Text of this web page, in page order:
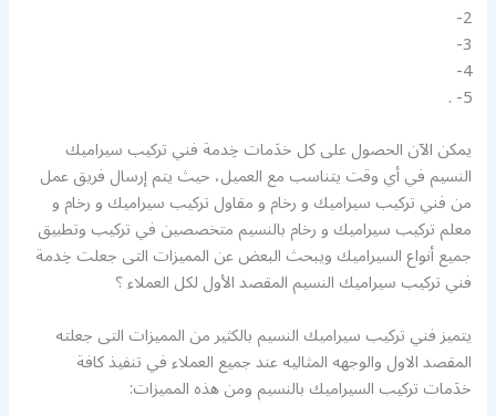
2-
3-
4-
5- .
يمكن الآن الحصول على كل خدَمات خِدمة فني تركيب سيراميك
النسيم في أي وقت يتناسب مع العميل، حيث يتم إرسال فريق عمل
من فني تركيب سيراميك و رخام و مقاول تركيب سيراميك و رخام و
معلم تركيب سيراميك و رخام بالنسيم متخصصين في تركيب وتطبيق
جميع أنواع السيراميك ويبحث البعض عن المميزات التى جعلت خِدمة
فني تركيب سيراميك النسيم المقصد الأول لكل العملاء ؟
يتميز فني تركيب سيراميك النسيم بالكثير من المميزات التى جعلته
المقصد الاول والوجهه المثاليه عند جميع العملاء في تنفيذ كافة
خدَمات تركيب السيراميك بالنسيم ومن هذه المميزات: